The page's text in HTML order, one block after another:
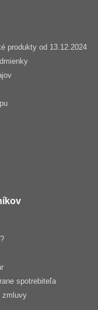
produkty od 13.12.2024
spotrebiteľa
zmluvy